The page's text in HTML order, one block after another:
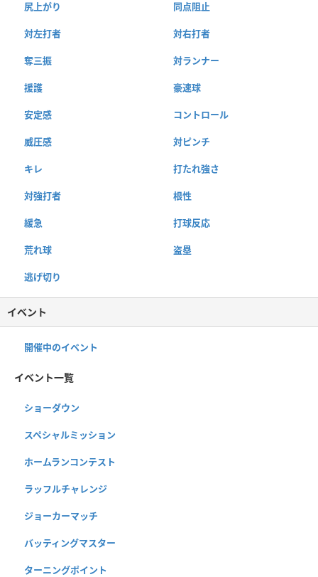
尻上がり 同点阻止
対左打者 対右打者
奪三振 対ランナー
援護 豪速球
安定感 コントロール
威圧感 対ピンチ
キレ 打たれ強さ
対強打者 根性
緩急 打球反応
荒れ球 盗塁
逃げ切り
イベント
開催中のイベント
イベント一覧
ショーダウン
スペシャルミッション
ホームランコンテスト
ラッフルチャレンジ
ジョーカーマッチ
バッティングマスター
ターニングポイント